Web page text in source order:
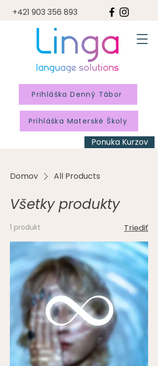
Prihláška Denný Tábor
Prihláška Materské Školy
Ponuka Kurzov
+421 903 356 893
Domov All Products
Všetky produkty
1 produkt Triediť